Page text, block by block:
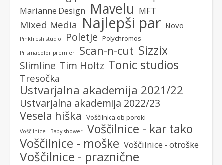
Marianne Design Mavelu MFT
Mixed Media Najlepši par Novo
Pinkfresh studio Poletje Polychromos
Prismacolor premier Scan-n-cut Sizzix
Slimline Tim Holtz Tonic studios
Tresočka
Ustvarjalna akademija 2021/22
Ustvarjalna akademija 2022/23
Vesela hiška Voščilnica ob poroki
Voščilnice - Baby shower Voščilnice - kar tako
Voščilnice - moške Voščilnice - otroške
Voščilnice - praznične